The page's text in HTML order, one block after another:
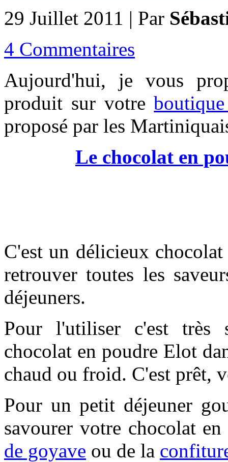
29 Juillet 2011 | Par
4 Commentaires
Aujourd'hui, je vous
produit sur votre
proposé par les
Le chocolat en
C'est un délicieux
retrouver toutes les
déjeuners.
Pour l'utiliser c'est très
chocolat en poudre Elot
chaud ou froid. C'est prêt,
Pour un petit déjeuner
savourer votre chocolat
de goyave ou de la